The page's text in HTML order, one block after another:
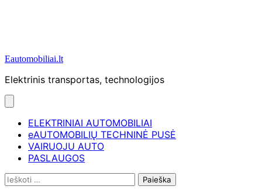
Eautomobiliai.lt
Elektrinis transportas, technologijos
ELEKTRINIAI AUTOMOBILIAI
eAUTOMOBILIŲ TECHNINĖ PUSĖ
VAIRUOJU AUTO
PASLAUGOS
Ieškoti: